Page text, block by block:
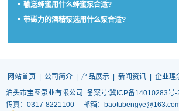
输送蜂蜜用什么蜂蜜泵合适?
带磁力的酒精泵选用什么泵合适?
网站首页 公司简介 产品展示 新闻资讯 企业理
泊头市宝图泵业有限公司
备案号:冀ICP备14010283号-
传真：0317-8221100 邮箱：